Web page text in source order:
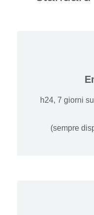
h24, 7 giorni
(sempre